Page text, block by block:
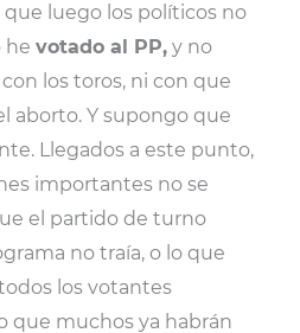
luego los políticos no
he votado al PP,y no
los toros, ni con que
aborto. Y supongo que
Llegados a este punto,
importantes no se
el partido de turno
no traía, o lo que
los votantes
que muchos ya habrán